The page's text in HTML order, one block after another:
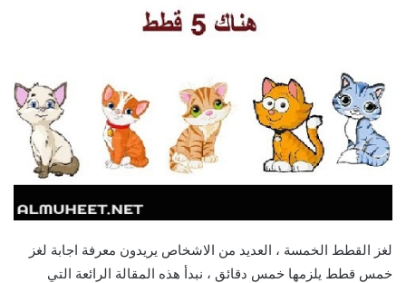
لغز القطط الخمسة ، العديد من الاشخاص يريدون معرفة اجابة لغز
خمس قطط يلزمها خمس دقائق ، نبدأ هذه المقالة الرائعة التي